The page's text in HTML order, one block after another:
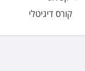
קורס דיגיטלי